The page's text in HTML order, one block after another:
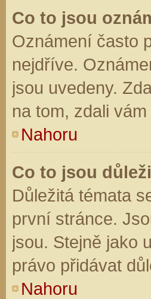
Co to jsou
Oznámení často
nejdříve.
jsou uvedeny.
na tom, zdali
Nahoru
Co to jsou
Důležitá témata
první stránce.
jsou. Stejně jako
právo přidávat
Nahoru